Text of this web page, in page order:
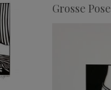
Grosse Pose